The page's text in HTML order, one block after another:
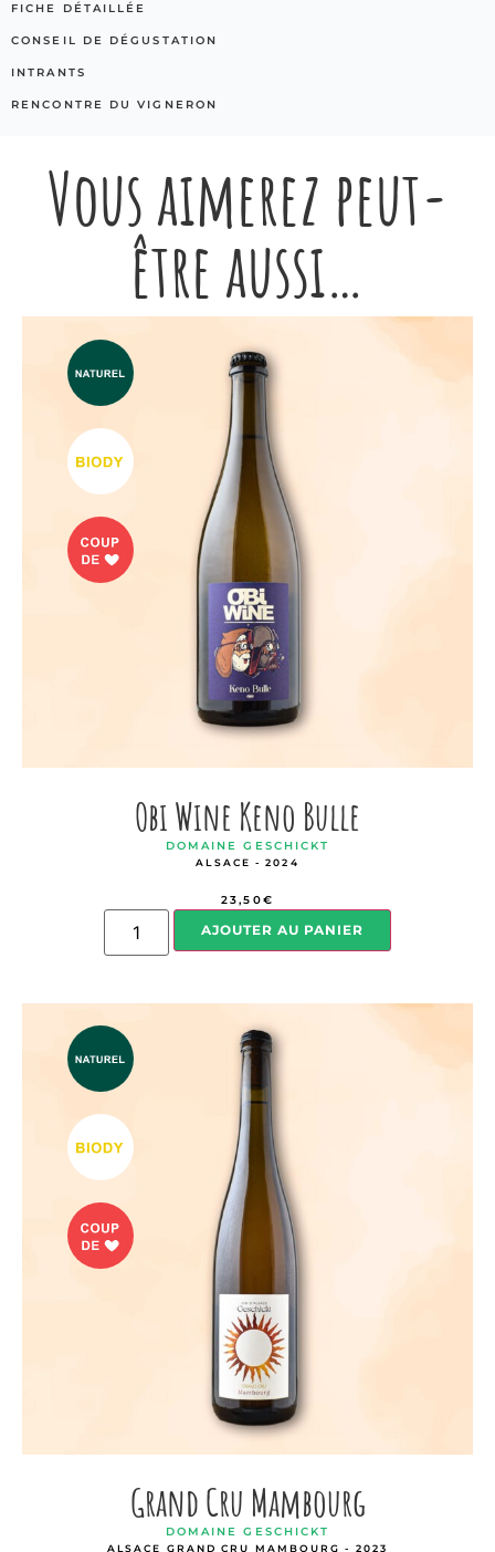
FICHE DÉTAILLÉE
CONSEIL DE DÉGUSTATION
INTRANTS
RENCONTRE DU VIGNERON
Vous aimerez peut-
être aussi…
Obi Wine Keno Bulle
DOMAINE GESCHICKT
ALSACE - 2024
23,50€
AJOUTER AU PANIER
Grand Cru Mambourg
DOMAINE GESCHICKT
ALSACE GRAND CRU MAMBOURG - 2023